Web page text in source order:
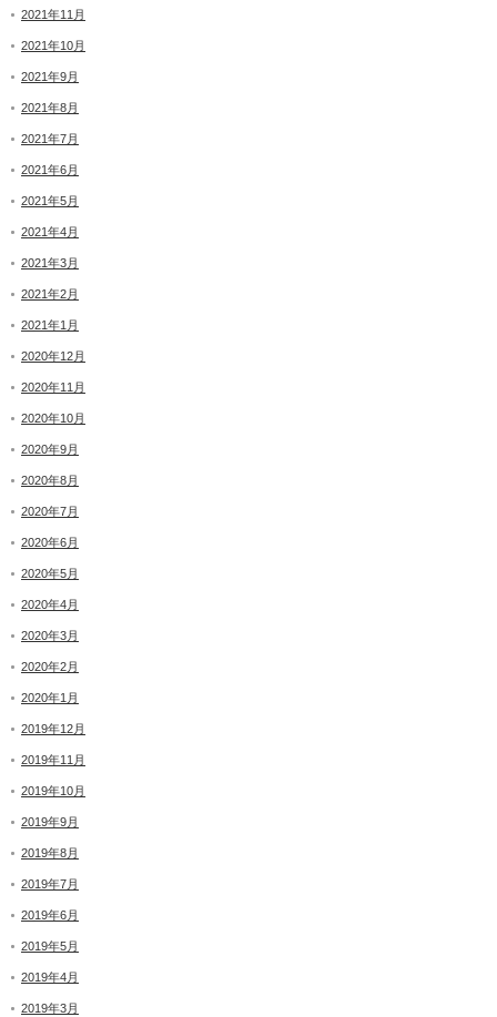
2021年11月
2021年10月
2021年9月
2021年8月
2021年7月
2021年6月
2021年5月
2021年4月
2021年3月
2021年2月
2021年1月
2020年12月
2020年11月
2020年10月
2020年9月
2020年8月
2020年7月
2020年6月
2020年5月
2020年4月
2020年3月
2020年2月
2020年1月
2019年12月
2019年11月
2019年10月
2019年9月
2019年8月
2019年7月
2019年6月
2019年5月
2019年4月
2019年3月